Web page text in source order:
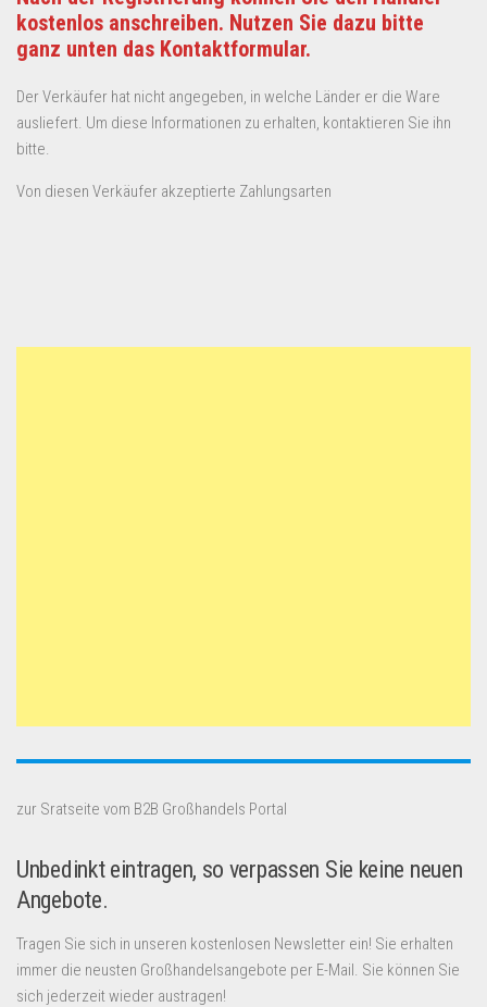
kostenlos anschreiben. Nutzen Sie dazu bitte
ganz unten das Kontaktformular.
Der Verkäufer hat nicht angegeben, in welche Länder er die Ware
ausliefert. Um diese Informationen zu erhalten, kontaktieren Sie ihn
bitte.
Von diesen Verkäufer akzeptierte Zahlungsarten
zur Sratseite vom B2B Großhandels Portal
Unbedinkt eintragen, so verpassen Sie keine neuen
Angebote.
Tragen Sie sich in unseren kostenlosen Newsletter ein! Sie erhalten
immer die neusten Großhandelsangebote per E-Mail. Sie können Sie
sich jederzeit wieder austragen!